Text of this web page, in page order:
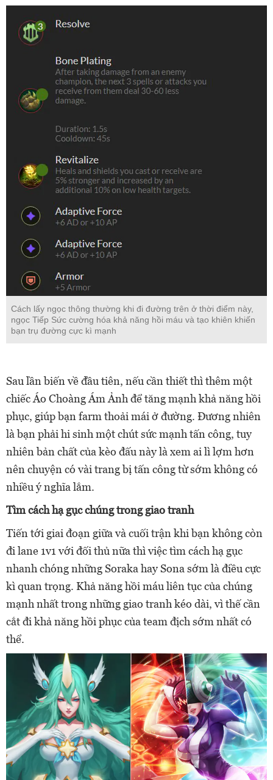
Cách lấy ngọc thông thường khi đi đường trên ở thời điểm này,
ngọc Tiếp Sức cường hóa khả năng hồi máu và tạo khiên khiến
bạn trụ đường cực kì mạnh
Sau lần biến về đầu tiên, nếu cần thiết thì thêm một
chiếc Áo Choàng Ám Ảnh để tăng mạnh khả năng hồi
phục, giúp bạn farm thoải mái ở đường. Đương nhiên
là bạn phải hi sinh một chút sức mạnh tấn công, tuy
nhiên bản chất của kèo đấu này là xem ai lì lợm hơn
nên chuyện có vài trang bị tấn công từ sớm không có
nhiều ý nghĩa lắm.
Tìm cách hạ gục chúng trong giao tranh
Tiến tới giai đoạn giữa và cuối trận khi bạn không còn
đi lane 1v1 với đối thủ nữa thì việc tìm cách hạ gục
nhanh chóng những Soraka hay Sona sớm là điều cực
kì quan trọng. Khả năng hồi máu liên tục của chúng
mạnh nhất trong những giao tranh kéo dài, vì thế cần
cắt đi khả năng hồi phục của team địch sớm nhất có
thể.